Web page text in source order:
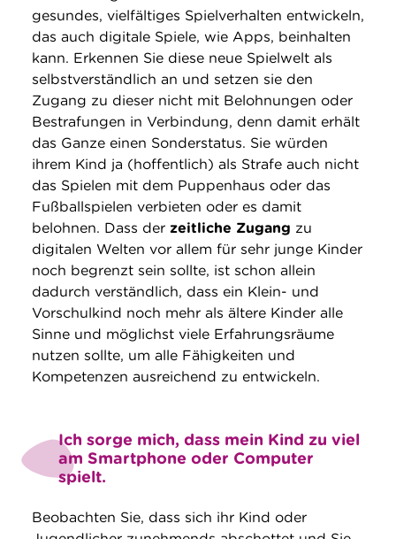
gesundes, vielfältiges Spielverhalten entwickeln,
das auch digitale Spiele, wie Apps, beinhalten
kann. Erkennen Sie diese neue Spielwelt als
selbstverständlich an und setzen sie den
Zugang zu dieser nicht mit Belohnungen oder
Bestrafungen in Verbindung, denn damit erhält
das Ganze einen Sonderstatus. Sie würden
ihrem Kind ja (hoffentlich) als Strafe auch nicht
das Spielen mit dem Puppenhaus oder das
Fußballspielen verbieten oder es damit
belohnen. Dass der zeitliche Zugang zu
digitalen Welten vor allem für sehr junge Kinder
noch begrenzt sein sollte, ist schon allein
dadurch verständlich, dass ein Klein- und
Vorschulkind noch mehr als ältere Kinder alle
Sinne und möglichst viele Erfahrungsräume
nutzen sollte, um alle Fähigkeiten und
Kompetenzen ausreichend zu entwickeln.
Ich sorge mich, dass mein Kind zu viel
am Smartphone oder Computer
spielt.
Beobachten Sie, dass sich ihr Kind oder